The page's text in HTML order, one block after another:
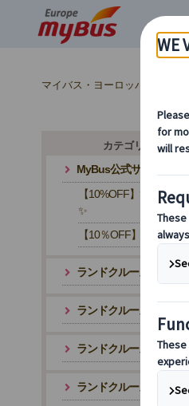
マイバス・ヨーロッパ
カテゴリ・テーマ
MyBus公式サイト限定！
【10%OFF】✨レビュ
✨
【10％OFF】まだ間に
ランドクルーズ イギリ
ランドクルーズ フラン
ランドクルーズ スイス
ランドクルーズ イタリ